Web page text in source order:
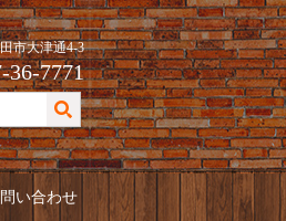
市大津通4-3
36-7771
い合わせ